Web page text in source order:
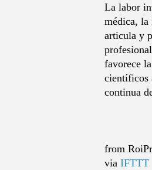
La labor
médica, la
articula y
favorece
científicos
continua
from
via IFTTT